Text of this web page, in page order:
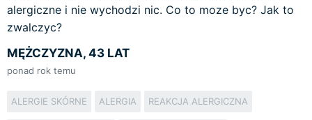
alergiczne i nie wychodzi nic. Co to moze byc? Jak to
zwalczyc?
MĘŻCZYZNA, 43 LAT
ponad rok temu
ALERGIE SKÓRNE ALERGIA REAKCJA ALERGICZNA